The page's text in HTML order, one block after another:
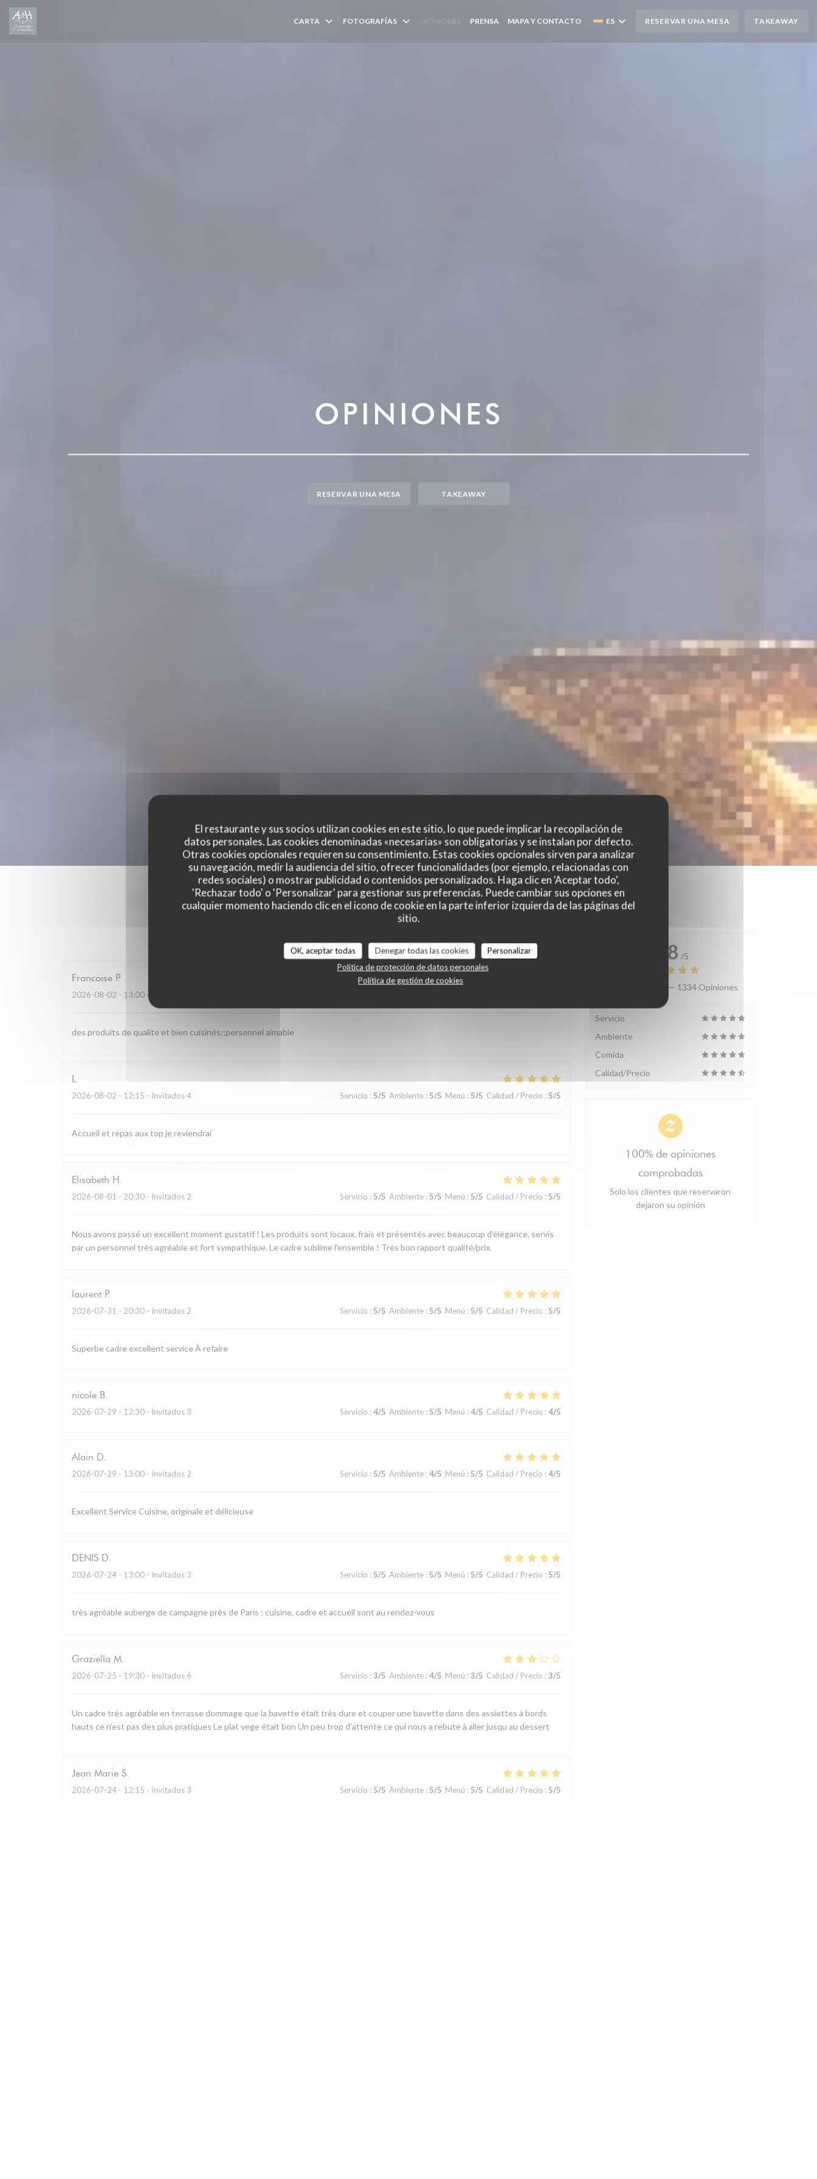
Personalización de sus opciones de cookies
El restaurante y sus socios utilizan cookies en este sitio, lo que puede implicar la recopilación de
datos personales. Las cookies denominadas «necesarias» son obligatorias y se instalan por defecto.
Otras cookies opcionales requieren su consentimiento. Estas cookies opcionales sirven para analizar
su navegación, medir la audiencia del sitio, ofrecer funcionalidades (por ejemplo, relacionadas con
redes sociales) o mostrar publicidad o contenidos personalizados. Haga clic en 'Aceptar todo',
'Rechazar todo' o 'Personalizar' para gestionar sus preferencias. Puede cambiar sus opciones en
cualquier momento haciendo clic en el icono de cookie en la parte inferior izquierda de las páginas del
sitio.
OK, aceptar todas Denegar todas las cookies
Personalizar
Política de protección de datos personales
Política de gestión de cookies
CARTA FOTOGRAFÍAS PRENSA MAPA Y CONTACTO ES RESERVAR UNA MESA TAKEAWAY
OPINIONES
RESERVAR UNA MESA TAKEAWAY
Las opiniones de nuestros clientes
Francoise P
2026-08-02 - 13:00 - Invitados 4
des produits de qualite et bien cuisinés;;personnel aimable
L
2026-08-02 - 12:15 - Invitados 4 Servicio : 5/5 Ambiente : 5/5 Menú :5/5 Calidad / Precio :5/5
Accueil et repas aux top je reviendrai
Elisabeth H
2026-08-01 - 20:30 - Invitados 2 Servicio : 5/5 Ambiente : 5/5 Menú : 5/5 Calidad / Precio : 5/5
Nous avons passé un excellent moment gustatif ! Les produits sont locaux, frais et présentés avec beaucoup d'élégance, servis
par un personnel très agréable et fort sympathique. Le cadre sublime l'ensemble ! Très bon rapport qualité/prix.
laurent P
2026-07-31 - 20:30 - Invitados 2 Servicio : 5/5 Ambiente : 5/5 Menú : 5/5 Calidad / Precio : 5/5
Superbe cadre excellent service À refaire
nicole B
2026-07-29 - 12:30 - Invitados 3 Servicio : 4/5 Ambiente : 5/5 Menú : 4/5 Calidad / Precio : 4/5
Alain D
2026-07-29 - 13:00 - Invitados 2 Servicio : 5/5 Ambiente : 4/5 Menú : 5/5 Calidad / Precio : 4/5
Excellent Service Cuisine, originale et délicieuse
DENIS D
2026-07-24 - 13:00 - Invitados 3 Servicio : 5/5 Ambiente : 5/5 Menú : 5/5 Calidad / Precio : 5/5
très agréable auberge de campagne près de Paris : cuisine, cadre et accueil sont au rendez-vous
Graziella M
2026-07-25 - 19:30 - Invitados 6 Servicio : 3/5 Ambiente : 4/5 Menú : 3/5 Calidad / Precio : 3/5
Un cadre très agréable en terrasse dommage que la bavette était très dure et couper une bavette dans des assiettes à bords
hauts ce n’est pas des plus pratiques Le plat vege était bon Un peu trop d’attente ce qui nous a rebute à aller jusqu au dessert
Jean Marie S
2026-07-24 - 12:15 - Invitados 3 Servicio : 5/5 Ambiente : 5/5 Menú : 5/5 Calidad / Precio : 5/5
4.8 /5
Valoración media — 1334 Opiniones
Servicio
Ambiente
Comida
Calidad/Precio
100% de opiniones
comprobadas
Solo los clientes que reservaron
dejaron su opinión